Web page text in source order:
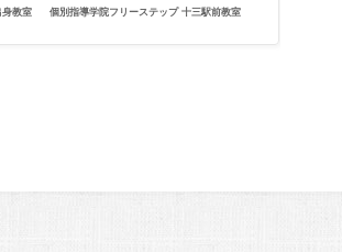
身教室 個別指導学院フリーステップ 十三駅前教室